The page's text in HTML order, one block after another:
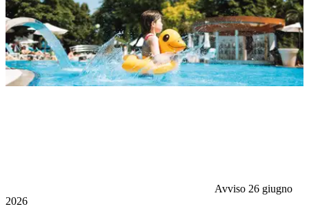
Avviso 26 giugno
2026